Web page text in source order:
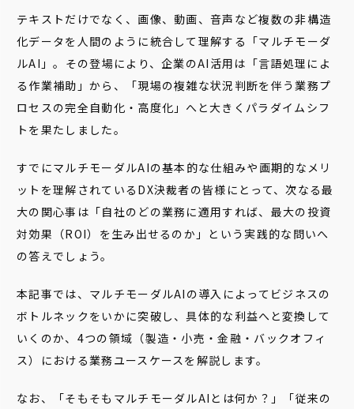
テキストだけでなく、画像、動画、音声など複数の非構造
化データを人間のように統合して理解する「マルチモーダ
ルAI」。その登場により、企業のAI活用は「言語処理によ
る作業補助」から、「現場の複雑な状況判断を伴う業務プ
ロセスの完全自動化・高度化」へと大きくパラダイムシフ
トを果たしました。
すでにマルチモーダルAIの基本的な仕組みや画期的なメリ
ットを理解されているDX決裁者の皆様にとって、次なる最
大の関心事は「自社のどの業務に適用すれば、最大の投資
対効果（ROI）を生み出せるのか」という実践的な問いへ
の答えでしょう。
本記事では、マルチモーダルAIの導入によってビジネスの
ボトルネックをいかに突破し、具体的な利益へと変換して
いくのか、4つの領域（製造・小売・金融・バックオフィ
ス）における業務ユースケースを解説します。
なお、「そもそもマルチモーダルAIとは何か？」「従来の